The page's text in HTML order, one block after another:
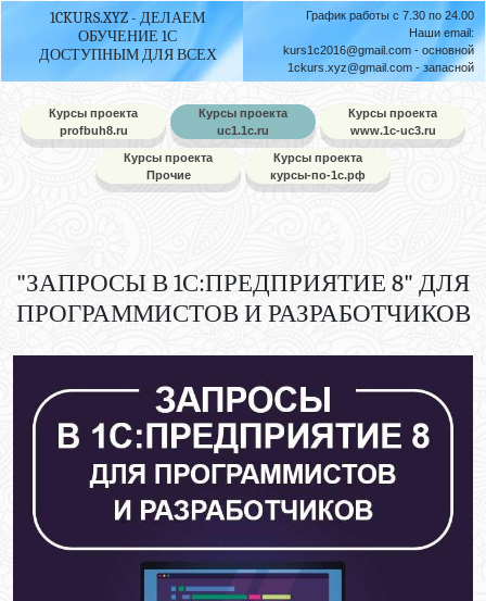
1CKURS.XYZ - ДЕЛАЕМ
ОБУЧЕНИЕ 1С
ДОСТУПНЫМ ДЛЯ ВСЕХ
График работы с 7.30 по 24.00
Наши email:
kurs1c2016@gmail.com - основной
1ckurs.xyz@gmail.com - запасной
Курсы проекта
profbuh8.ru
Курсы проекта
uc1.1c.ru
Курсы проекта
www.1c-uc3.ru
Курсы проекта
Прочие
Курсы проекта
курсы-по-1с.рф
"ЗАПРОСЫ В 1С:ПРЕДПРИЯТИЕ 8" ДЛЯ
ПРОГРАММИСТОВ И РАЗРАБОТЧИКОВ